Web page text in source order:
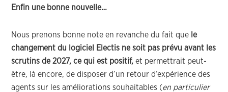
Enfin une bonne nouvelle…
Nous prenons bonne note en revanche du fait que le
changement du logiciel Electis ne soit pas prévu avant les
scrutins de 2027, ce qui est positif,et permettrait peut-
être, là encore, de disposer d’un retour d’expérience des
agents sur les améliorations souhaitables (en particulier